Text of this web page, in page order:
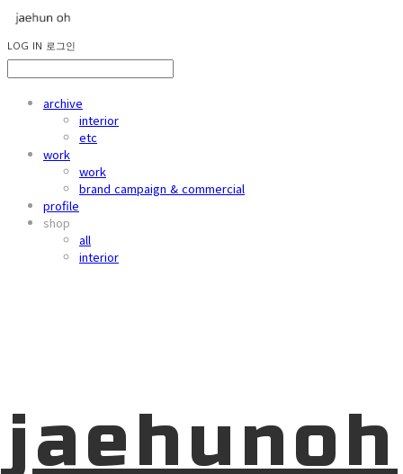
LOG IN 로그인
archive
interior
etc
work
work
brand campaign & commercial
profile
shop
all
interior
jaehunoh